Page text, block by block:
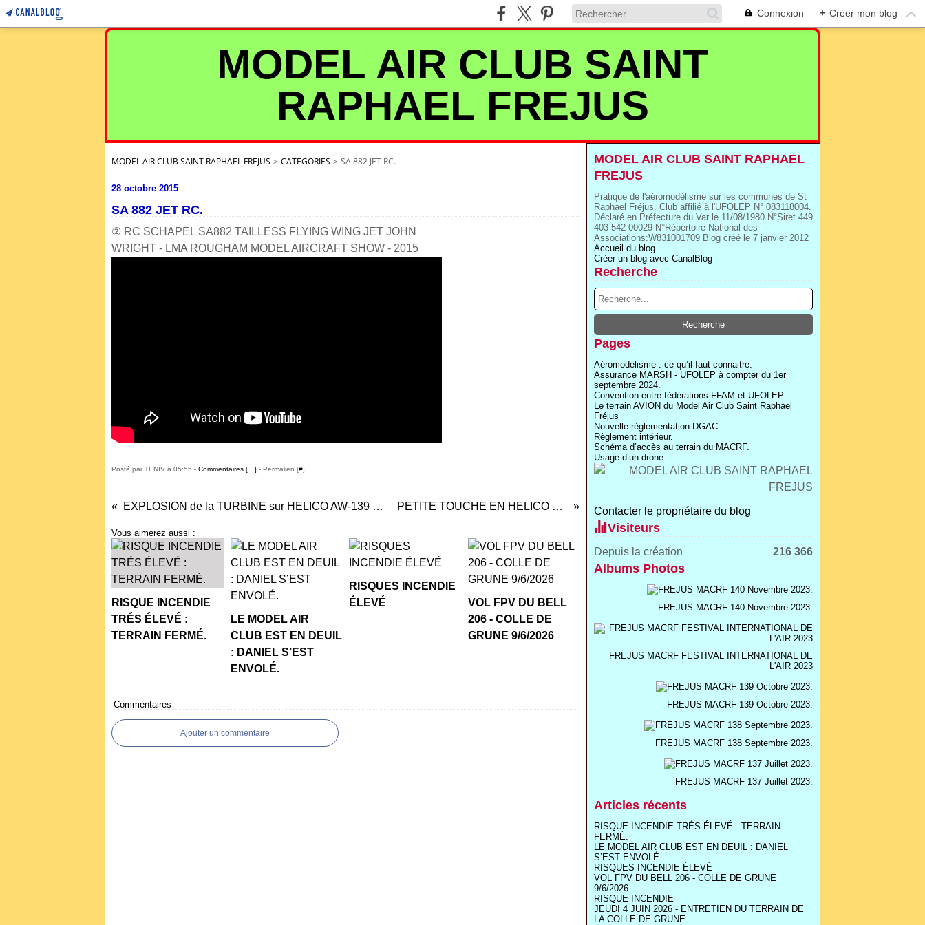
Connexion + Créer mon blog
MODEL AIR CLUB SAINT
RAPHAEL FREJUS
MODEL AIR CLUB SAINT RAPHAEL FREJUS > CATEGORIES > SA 882 JET RC.
28 octobre 2015
SA 882 JET RC.
② RC SCHAPEL SA882 TAILLESS FLYING WING JET JOHN
WRIGHT - LMA ROUGHAM MODEL AIRCRAFT SHOW - 2015
Posté par TENIV à 05:55 - Commentaires [ ] - Permalien [#]
EXPLOSION de la TURBINE sur HELICO AW-139 RC. PETITE TOUCHE EN HELICO RC.
Vous aimerez aussi :
RISQUE INCENDIE
TRÉS ÉLEVÉ :
TERRAIN FERMÉ.
LE MODEL AIR
CLUB EST EN DEUIL
: DANIEL S’EST
ENVOLÉ.
RISQUES INCENDIE
ÉLEVÉ
VOL FPV DU BELL
206 - COLLE DE
GRUNE 9/6/2026
Commentaires
Ajouter un commentaire
MODEL AIR CLUB SAINT RAPHAEL
FREJUS
Pratique de l'aéromodélisme sur les communes de St
Raphael Fréjus. Club affilié à l'UFOLEP N° 083118004.
Déclaré en Préfecture du Var le 11/08/1980 N°Siret 449
403 542 00029 N°Répertoire National des
Associations:W831001709 Blog créé le 7 janvier 2012
Accueil du blog
Créer un blog avec CanalBlog
Recherche
Pages
Aéromodélisme : ce qu’il faut connaitre.
Assurance MARSH - UFOLEP à compter du 1er
septembre 2024.
Convention entre fédérations FFAM et UFOLEP
Le terrain AVION du Model Air Club Saint Raphael
Fréjus
Nouvelle réglementation DGAC.
Règlement intérieur.
Schéma d’accès au terrain du MACRF.
Usage d’un drone
Contacter le propriétaire du blog
Visiteurs
Depuis la création 216 366
Albums Photos
FREJUS MACRF 140 Novembre 2023.
FREJUS MACRF FESTIVAL INTERNATIONAL DE
L'AIR 2023
FREJUS MACRF 139 Octobre 2023.
FREJUS MACRF 138 Septembre 2023.
FREJUS MACRF 137 Juillet 2023.
Articles récents
RISQUE INCENDIE TRÉS ÉLEVÉ : TERRAIN
FERMÉ.
LE MODEL AIR CLUB EST EN DEUIL : DANIEL
S’EST ENVOLÉ.
RISQUES INCENDIE ÉLEVÉ
VOL FPV DU BELL 206 - COLLE DE GRUNE
9/6/2026
RISQUE INCENDIE
JEUDI 4 JUIN 2026 - ENTRETIEN DU TERRAIN DE
LA COLLE DE GRUNE.